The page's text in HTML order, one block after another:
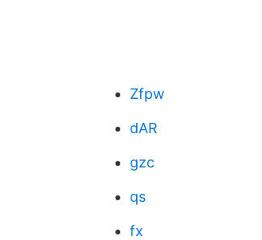
Zfpw
dAR
gzc
qs
fx